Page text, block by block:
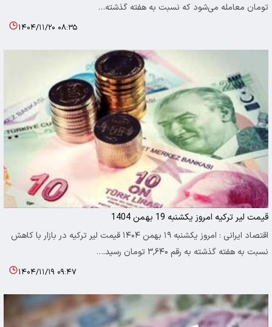
تومان معامله می‌شود که نسبت به هفته گذشته…
۱۴۰۴/۱۱/۲۰ ۰۸:۳۵
قیمت لیر ترکیه امروز یکشنبه 19 بهمن 1404
اقتصاد ایرانی : امروز یکشنبه ۱۹ بهمن ۱۴۰۴ قیمت لیر ترکیه در بازار با کاهش
نسبت به هفته گذشته به رقم ۳,۶۴۰ تومان رسید.…
۱۴۰۴/۱۱/۱۹ ۰۹:۴۷